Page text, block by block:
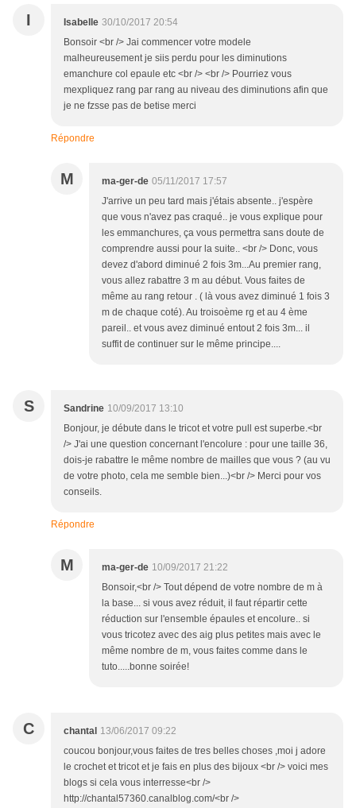
I Isabelle 30/10/2017 20:54
Bonsoir <br /> Jai commencer votre modele
malheureusement je siis perdu pour les diminutions
emanchure col epaule etc <br /> <br /> Pourriez vous
mexpliquez rang par rang au niveau des diminutions afin que
je ne fzsse pas de betise merci
Répondre
M ma-ger-de 05/11/2017 17:57
J'arrive un peu tard mais j'étais absente.. j'espère
que vous n'avez pas craqué.. je vous explique pour
les emmanchures, ça vous permettra sans doute de
comprendre aussi pour la suite.. <br /> Donc, vous
devez d'abord diminué 2 fois 3m...Au premier rang,
vous allez rabattre 3 m au début. Vous faites de
même au rang retour . ( là vous avez diminué 1 fois 3
m de chaque coté). Au troisoème rg et au 4 ème
pareil.. et vous avez diminué entout 2 fois 3m... il
suffit de continuer sur le même principe....
S Sandrine 10/09/2017 13:10
Bonjour, je débute dans le tricot et votre pull est superbe.<br
/> J'ai une question concernant l'encolure : pour une taille 36,
dois-je rabattre le même nombre de mailles que vous ? (au vu
de votre photo, cela me semble bien...)<br /> Merci pour vos
conseils.
Répondre
M ma-ger-de 10/09/2017 21:22
Bonsoir,<br /> Tout dépend de votre nombre de m à
la base... si vous avez réduit, il faut répartir cette
réduction sur l'ensemble épaules et encolure.. si
vous tricotez avec des aig plus petites mais avec le
même nombre de m, vous faites comme dans le
tuto.....bonne soirée!
C chantal 13/06/2017 09:22
coucou bonjour,vous faites de tres belles choses ,moi j adore
le crochet et tricot et je fais en plus des bijoux <br /> voici mes
blogs si cela vous interresse<br />
http://chantal57360.canalblog.com/<br />